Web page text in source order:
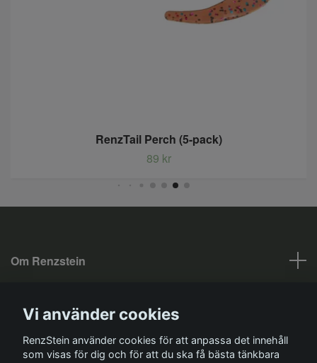
RenzTail Perch (5-pack)
89 kr
Om Renzstein
Sociala medier
Vi använder cookies
RenzStein använder cookies för att anpassa det innehåll
som visas för dig och för att du ska få bästa tänkbara